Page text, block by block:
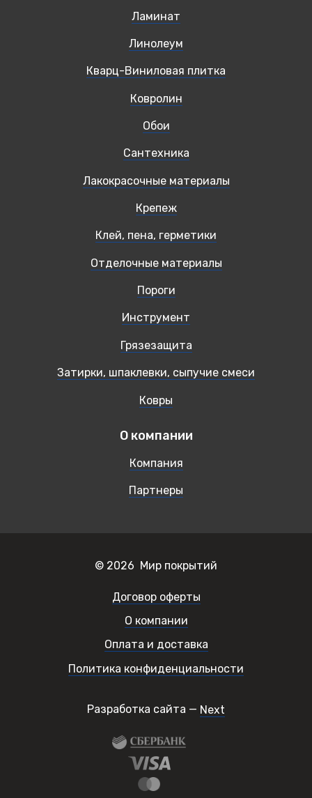
Ламинат
Линолеум
Кварц-Виниловая плитка
Ковролин
Обои
Сантехника
Лакокрасочные материалы
Крепеж
Клей, пена, герметики
Отделочные материалы
Пороги
Инструмент
Грязезащита
Затирки, шпаклевки, сыпучие смеси
Ковры
О компании
Компания
Партнеры
© 2026 Мир покрытий
Договор оферты
О компании
Оплата и доставка
Политика конфиденциальности
Разработка сайта — Next